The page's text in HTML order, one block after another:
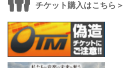
チケット購入はこちら＞